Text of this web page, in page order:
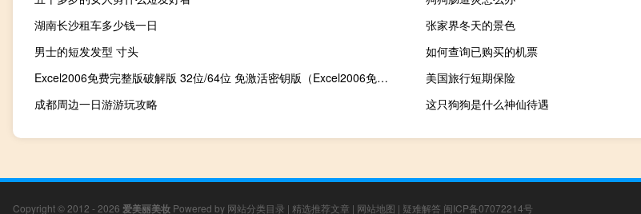
湖南长沙租车多少钱一日
张家界冬天的景色
男士的短发发型 寸头
如何查询已购买的机票
Excel2006免费完整版破解版 32位/64位 免激活密钥版（Excel2006免费完整版破解版 32位/64位 免激活密钥版功能简介）
美国旅行短期保险
成都周边一日游游玩攻略
这只狗狗是什么神仙待遇
Copyright © 2012 - 2026 爱美丽美妆 Powered by 网站分类目录 | 精选推荐文章 | 网站地图 | 疑难解答 闽ICP备07072214号